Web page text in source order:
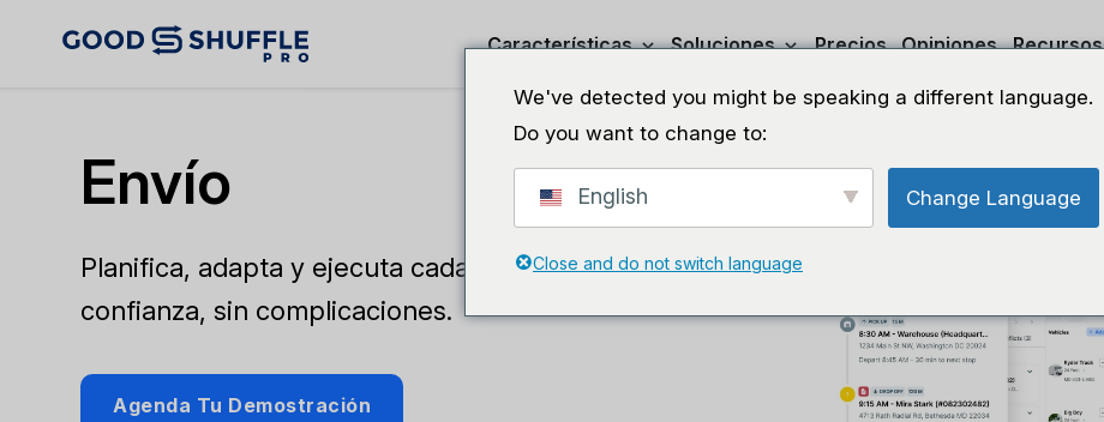
Características Soluciones Precios Opiniones Recursos
Envío
Planifica, adapta y ejecuta cada ruta con
confianza, sin complicaciones.
Agenda Tu Demostración
We've detected you might be speaking a different language.
Do you want to change to:
English Change Language
Close and do not switch language